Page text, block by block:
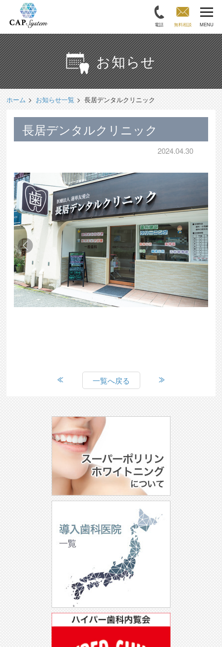
電話 無料相談 MENU
お知らせ
ホーム お知らせ一覧 長居デンタルクリニック
長居デンタルクリニック
2024.04.30
一覧へ戻る